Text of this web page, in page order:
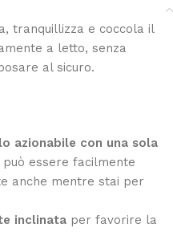
tranquillizza e coccola il
a letto, senza
al sicuro.
azionabile con una sola
essere facilmente
anche mentre stai per
inclinata per favorire la